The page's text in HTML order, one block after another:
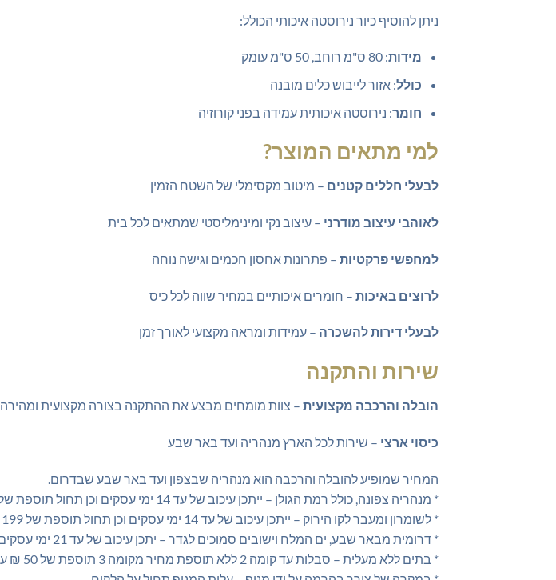
ניתן להוסיף כיור נירוסטה איכותי הכולל:
מידות: 80 ס"מ רוחב, 50 ס"מ עומק
כולל: אזור לייבוש כלים מובנה
חומר: נירוסטה איכותית עמידה בפני קורוזיה
למי מתאים המוצר?
לבעלי חללים קטנים – מיטוב מקסימלי של השטח הזמין
לאוהבי עיצוב מודרני – עיצוב נקי ומינימליסטי שמתאים לכל בית
למחפשי פרקטיות – פתרונות אחסון חכמים וגישה נוחה
לרוצים באיכות – חומרים איכותיים במחיר שווה לכל כיס
לבעלי דירות להשכרה – עמידות ומראה מקצועי לאורך זמן
שירות והתקנה
הובלה והרכבה מקצועית – צוות מומחים מבצע את ההתקנה בצורה מקצועית ומהירה
כיסוי ארצי – שירות לכל הארץ מנהריה ועד באר שבע
המחיר שמופיע להובלה והרכבה הוא מנהריה שבצפון ועד באר שבע שבדרום.
* מנהריה צפונה, כולל רמת הגולן – ייתכן עיכוב של עד 14 ימי עסקים וכן תחול תוספת של 199 ₪.
* לשומרון ומעבר לקו הירוק – ייתכן עיכוב של עד 14 ימי עסקים וכן תחול תוספת של 199 ₪.
* דרומית מבאר שבע, ים המלח וישובים סמוכים לגדר – יתכן עיכוב של עד 21 ימי עסקים וכן תחול תוספת של 199 ₪.
* בתים ללא מעלית – סבלות עד קומה 2 ללא תוספת מחיר מקומה 3 תוספת של 50 ₪ עבור כל קומה (או חלק ממנה) – ישולם ישירות למוביל.